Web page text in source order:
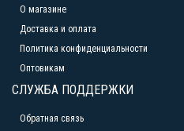
О магазине
Доставка и оплата
Политика конфиденциальности
Оптовикам
СЛУЖБА ПОДДЕРЖКИ
Обратная связь